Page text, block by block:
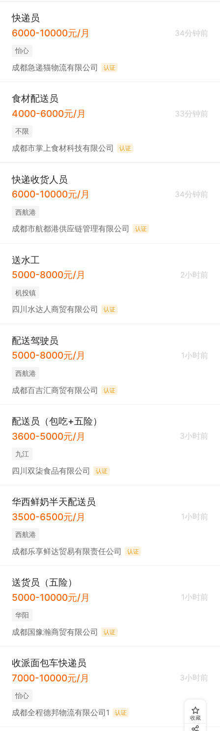
快递员
6000-10000元/月
34分钟前
怡心
成都急递猫物流有限公司 认证
食材配送员
4000-6000元/月
33分钟前
不限
成都市掌上食材科技有限公司 认证
快递收货人员
6000-10000元/月
34分钟前
西航港
成都市航都港供应链管理有限公司 认证
送水工
5000-8000元/月
2小时前
机投镇
四川水达人商贸有限公司 认证
配送驾驶员
5000-8000元/月
1小时前
西航港
成都百吉汇商贸有限公司 认证
配送员（包吃+五险）
3600-5000元/月
3小时前
九江
四川双柒食品有限公司 认证
华西鲜奶半天配送员
3500-6500元/月
1小时前
西航港
成都乐享鲜达贸易有限责任公司 认证
送货员（五险）
5000-10000元/月
1小时前
华阳
成都国豫瀚商贸有限公司 认证
收派面包车快递员
7000-10000元/月
3小时前
怡心
成都全程德邦物流有限公司1 认证
收藏